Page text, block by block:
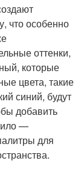
что особенно
оттенки,
которые
цвета, такие
синий, будут
добавить
—
для